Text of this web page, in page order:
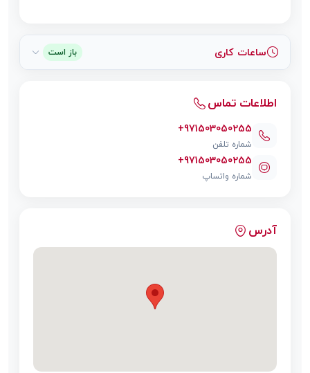
ساعات کاری باز است
اطلاعات تماس
+971503050255
شماره تلفن
+971503050255
شماره واتساپ
آدرس